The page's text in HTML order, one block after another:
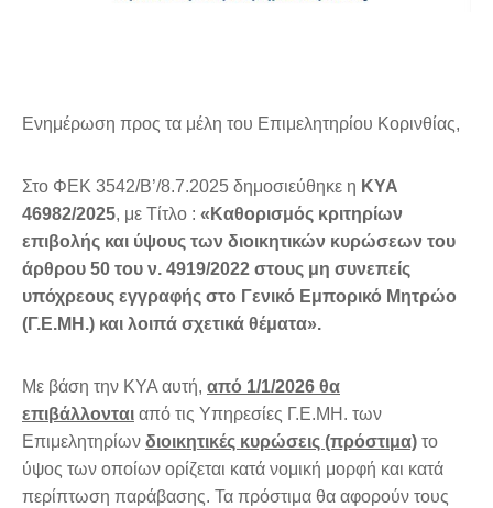
Ενημέρωση προς τα μέλη του Επιμελητηρίου Κορινθίας,
Στο ΦΕΚ 3542/Β’/8.7.2025 δημοσιεύθηκε η ΚΥΑ
46982/2025, με Τίτλο : «Καθορισμός κριτηρίων
επιβολής και ύψους των διοικητικών κυρώσεων του
άρθρου 50 του ν. 4919/2022 στους μη συνεπείς
υπόχρεους εγγραφής στο Γενικό Εμπορικό Μητρώο
(Γ.Ε.ΜΗ.) και λοιπά σχετικά θέματα».
Με βάση την ΚΥΑ αυτή, από 1/1/2026 θα
επιβάλλονται από τις Υπηρεσίες Γ.Ε.ΜΗ. των
Επιμελητηρίων διοικητικές κυρώσεις (πρόστιμα) το
ύψος των οποίων ορίζεται κατά νομική μορφή και κατά
περίπτωση παράβασης. Τα πρόστιμα θα αφορούν τους